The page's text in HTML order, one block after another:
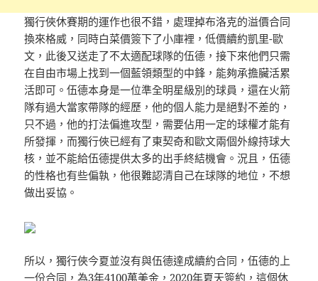
獨行俠休賽期的運作也很不錯，處理掉布洛克的溢價合同
換來格威，同時白菜價簽下了小庫裡，低價續約凱里-歐
文，此後又送走了不太適配球隊的伍德，接下來他們只需
在自由市場上找到一個藍領類型的中鋒，能夠承擔臟活累
活即可。伍德本身是一位準全明星級別的球員，還在火箭
隊有過大當家帶隊的經歷，他的個人能力是絕對不差的，
只不過，他的打法偏進攻型，需要佔用一定的球權才能有
所發揮，而獨行俠已經有了東契奇和歐文兩個外線持球大
核，並不能給伍德提供太多的出手終結機會。況且，伍德
的性格也有些偏執，他很難認清自己在球隊的地位，不想
做出妥協。
所以，獨行俠今夏並沒有與伍德達成續約合同，伍德的上
一份合同，為3年4100萬美金，2020年夏天簽約，這個休